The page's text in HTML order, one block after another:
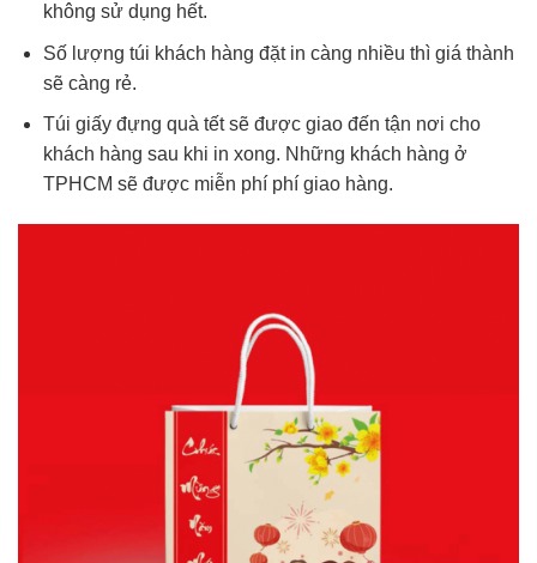
không sử dụng hết.
Số lượng túi khách hàng đặt in càng nhiều thì giá thành
sẽ càng rẻ.
Túi giấy đựng quà tết sẽ được giao đến tận nơi cho
khách hàng sau khi in xong. Những khách hàng ở
TPHCM sẽ được miễn phí phí giao hàng.